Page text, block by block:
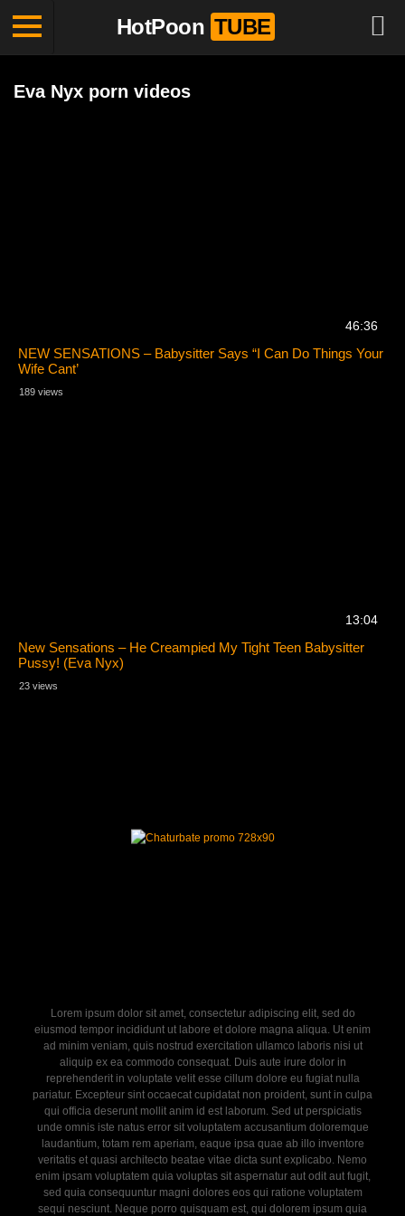
HotPoon TUBE
Eva Nyx porn videos
46:36
NEW SENSATIONS – Babysitter Says “I Can Do Things Your
Wife Cant’
189 views
13:04
New Sensations – He Creampied My Tight Teen Babysitter
Pussy! (Eva Nyx)
23 views
Lorem ipsum dolor sit amet, consectetur adipiscing elit, sed do
eiusmod tempor incididunt ut labore et dolore magna aliqua. Ut enim
ad minim veniam, quis nostrud exercitation ullamco laboris nisi ut
aliquip ex ea commodo consequat. Duis aute irure dolor in
reprehenderit in voluptate velit esse cillum dolore eu fugiat nulla
pariatur. Excepteur sint occaecat cupidatat non proident, sunt in culpa
qui officia deserunt mollit anim id est laborum. Sed ut perspiciatis
unde omnis iste natus error sit voluptatem accusantium doloremque
laudantium, totam rem aperiam, eaque ipsa quae ab illo inventore
veritatis et quasi architecto beatae vitae dicta sunt explicabo. Nemo
enim ipsam voluptatem quia voluptas sit aspernatur aut odit aut fugit,
sed quia consequuntur magni dolores eos qui ratione voluptatem
sequi nesciunt. Neque porro quisquam est, qui dolorem ipsum quia